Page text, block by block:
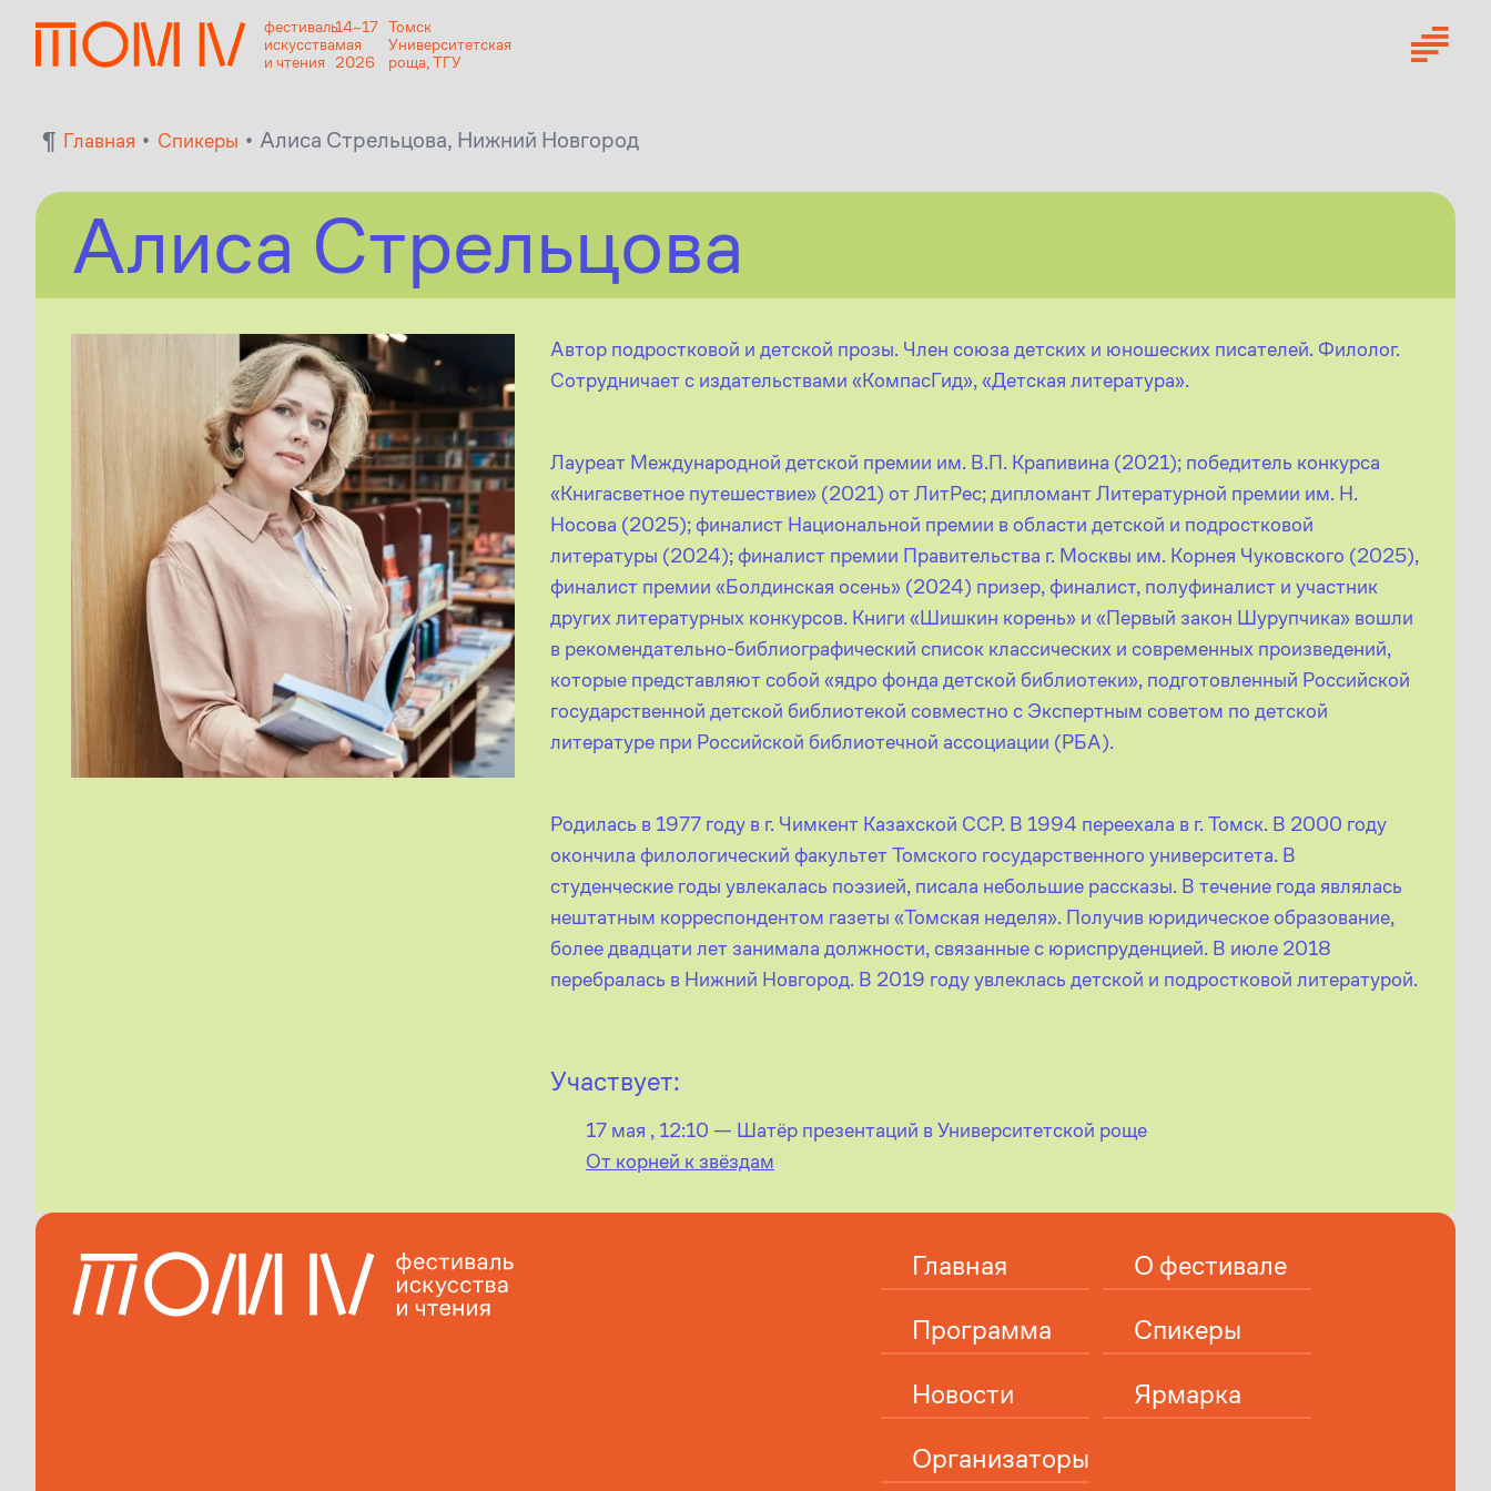
фестиваль
искусства
и чтения
14–17
мая
2026
Томск
Университетская
роща, ТГУ
¶ Главная • Спикеры • Алиса Стрельцова, Нижний Новгород
Алиса Стрельцова
Автор подростковой и детской прозы. Член союза детских и юношеских писателей. Филолог.
Сотрудничает с издательствами «КомпасГид», «Детская литература».
Лауреат Международной детской премии им. В.П. Крапивина (2021); победитель конкурса
«Книгасветное путешествие» (2021) от ЛитРес; дипломант Литературной премии им. Н.
Носова (2025); финалист Национальной премии в области детской и подростковой
литературы (2024); финалист премии Правительства г. Москвы им. Корнея Чуковского (2025),
финалист премии «Болдинская осень» (2024) призер, финалист, полуфиналист и участник
других литературных конкурсов. Книги «Шишкин корень» и «Первый закон Шурупчика» вошли
в рекомендательно-библиографический список классических и современных произведений,
которые представляют собой «ядро фонда детской библиотеки», подготовленный Российской
государственной детской библиотекой совместно с Экспертным советом по детской
литературе при Российской библиотечной ассоциации (РБА).
Родилась в 1977 году в г. Чимкент Казахской ССР. В 1994 переехала в г. Томск. В 2000 году
окончила филологический факультет Томского государственного университета. В
студенческие годы увлекалась поэзией, писала небольшие рассказы. В течение года являлась
нештатным корреспондентом газеты «Томская неделя». Получив юридическое образование,
более двадцати лет занимала должности, связанные с юриспруденцией. В июле 2018
перебралась в Нижний Новгород. В 2019 году увлеклась детской и подростковой литературой.
Участвует:
17 мая , 12:10 — Шатёр презентаций в Университетской роще
От корней к звёздам
Главная О фестивале
Программа Спикеры
Новости Ярмарка
Организаторы